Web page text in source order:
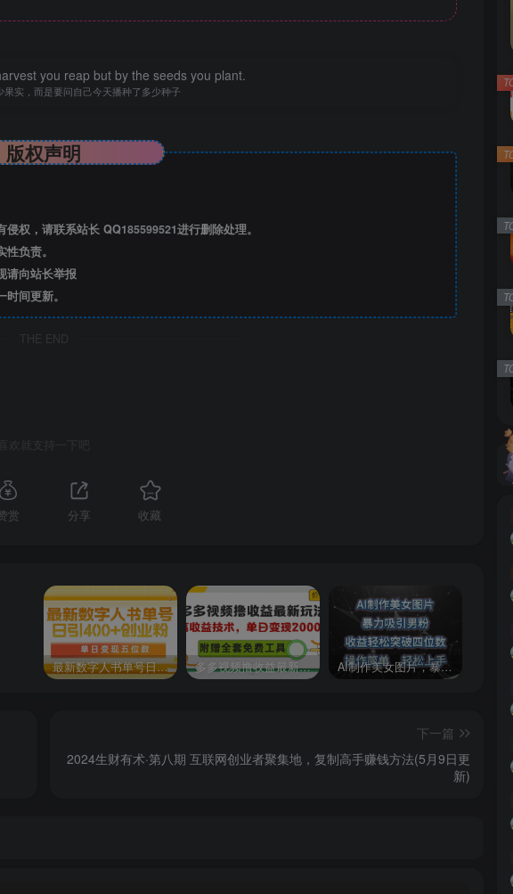
you reap but by the seeds you plant.
实，而是要问自己今天播种了多少种子
版权声明
侵权，请联系站长 QQ185599521进行删除处理。
负责。
请向站长举报
间更新。
THE END
喜欢就支持一下吧
赏 分享 收藏
最新数字人书单号日400+创业粉，单日变现五位数，市面卖5980附软件和详… 多多视频撸收益最新玩法，高收益技术，单日变现2000+，附赠全套技术资料 AI制作美女图片，暴力吸引男粉，收益轻松突破四位数，操作简单 上手难度低
下一篇
2024生财有术·第八期 互联网创业者聚集地，复制高手赚钱方法(5月9日更
新)